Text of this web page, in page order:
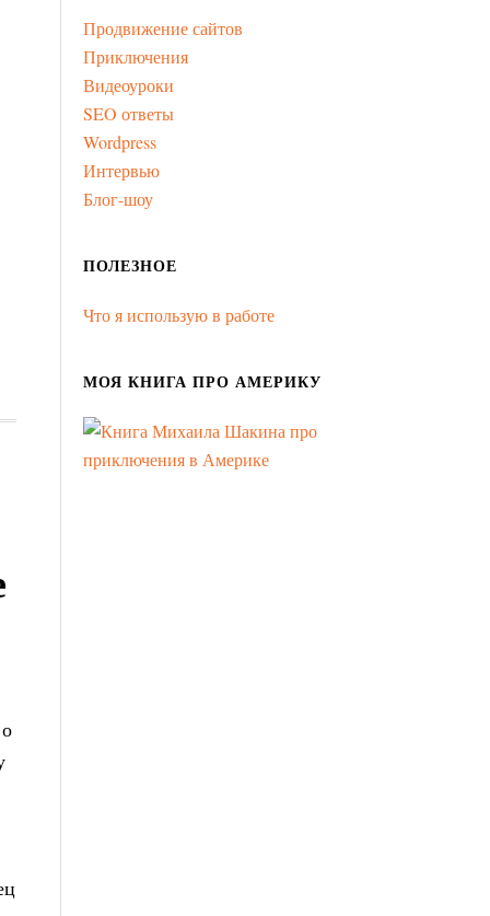
Продвижение сайтов
Приключения
Видеоуроки
SEO ответы
Wordpress
Интервью
Блог-шоу
ПОЛЕЗНОЕ
Что я использую в работе
МОЯ КНИГА ПРО АМЕРИКУ